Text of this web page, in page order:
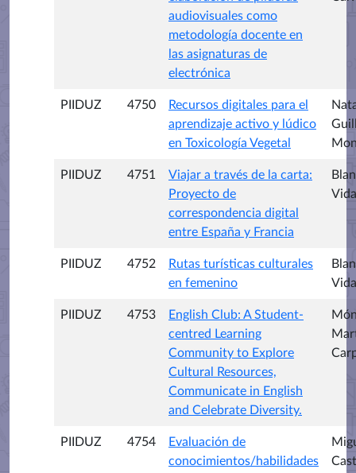
audiovisuales como
metodología docente en
las asignaturas de
electrónica
PIIDUZ 4750
Recursos digitales para el
aprendizaje activo y lúdico
en Toxicología Vegetal
PIIDUZ 4751
Viajar a través de la carta:
Proyecto de
correspondencia digital
entre España y Francia
PIIDUZ 4752
Rutas turísticas culturales
en femenino
PIIDUZ 4753
English Club: A Student-
centred Learning
Community to Explore
Cultural Resources,
Communicate in English
and Celebrate Diversity.
PIIDUZ 4754
Evaluación de
conocimientos/habilidades